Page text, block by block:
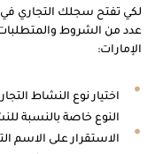
لكي تفتح سجلك التجاري في
عدد من الشروط
الإمارات:
اختيار نوع النشاط
النوع خاصة بالنسبة
الاستقرار على الاسم